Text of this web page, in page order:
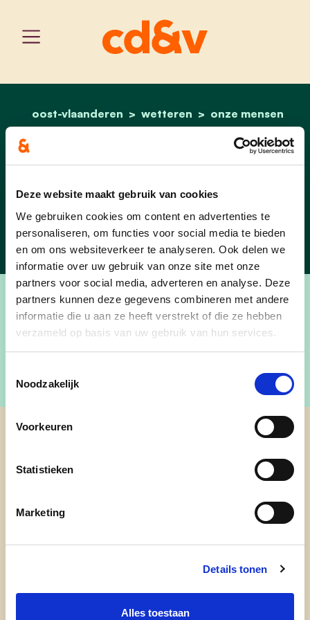
Deze website maakt gebruik van cookies
We gebruiken cookies om content en advertenties te
personaliseren, om functies voor social media te bieden
en om ons websiteverkeer te analyseren. Ook delen we
informatie over uw gebruik van onze site met onze
partners voor social media, adverteren en analyse. Deze
partners kunnen deze gegevens combineren met andere
informatie die u aan ze heeft verstrekt of die ze hebben
verzameld op basis van uw gebruik van hun services.
Noodzakelijk
Voorkeuren
Statistieken
Marketing
Details tonen
Alles toestaan
home
oost-vlaanderen wetteren onze mensen
marc blomme
Marc Blomme
ondervoorzitter - cd&v
Wetteren